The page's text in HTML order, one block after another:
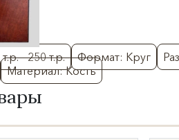
- 250 т.р. Формат: Круг
Материал: Кость